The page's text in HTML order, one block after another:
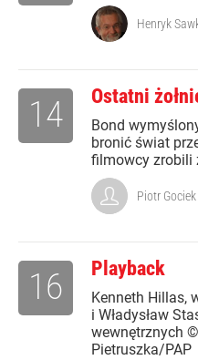
Henryk
Ostatni
Bond
bronić świat
filmowcy zrobili
14
Piotr Gociek
Playback
Kenneth Hillas,
i Władysław
wewnętrznych
Pietruszka/PAP
16